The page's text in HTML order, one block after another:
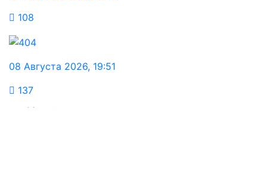
108
08 Августа 2026, 19:51
137